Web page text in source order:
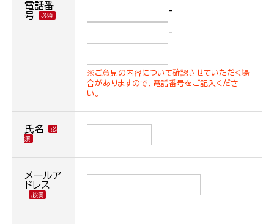
電話番
号
-
-
※ご意見の内容について確認させていただく場
合がありますので、電話番号をご記入くださ
い。
氏名
メールア
ドレス